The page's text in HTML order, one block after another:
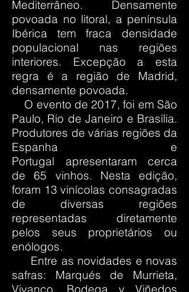
Mediterrâneo. Densamente
povoada no litoral, a península
Ibérica tem fraca densidade
populacional nas regiões
interiores. Excepção a esta
regra é a região de Madrid,
densamente povoada.
O evento de 2017, foi em São
Paulo, Rio de Janeiro e Brasília.
Produtores de várias regiões da
Espanha e
Portugal apresentaram cerca
de 65 vinhos. Nesta edição,
foram 13 vinícolas consagradas
de diversas regiões
representadas diretamente
pelos seus proprietários ou
enólogos.
Entre as novidades e novas
safras: Marqués de Murrieta,
Vivanco, Bodega y Viñedos